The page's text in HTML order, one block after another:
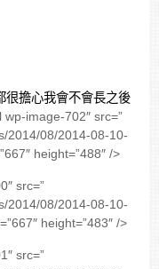
很擔心我會不會長之後
image-702″ src=”
2014/08/2014-08-10-
height=”488″ />
src=”
2014/08/2014-08-10-
height=”483″ />
src=”